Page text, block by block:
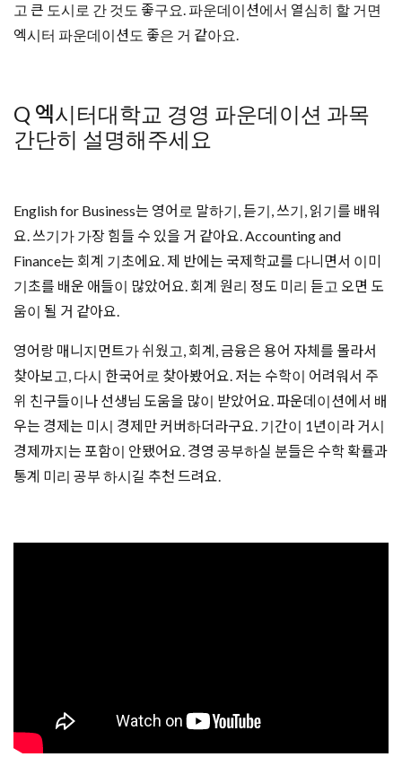
고 큰 도시로 간 것도 좋구요. 파운데이션에서 열심히 할 거면
엑시터 파운데이션도 좋은 거 같아요.
Q 엑시터대학교 경영 파운데이션 과목
간단히 설명해주세요
English for Business는 영어로 말하기, 듣기, 쓰기, 읽기를 배워
요. 쓰기가 가장 힘들 수 있을 거 같아요. Accounting and
Finance는 회계 기초에요. 제 반에는 국제학교를 다니면서 이미
기초를 배운 애들이 많았어요. 회계 원리 정도 미리 듣고 오면 도
움이 될 거 같아요.
영어랑 매니지먼트가 쉬웠고, 회계, 금융은 용어 자체를 몰라서
찾아보고, 다시 한국어로 찾아봤어요. 저는 수학이 어려워서 주
위 친구들이나 선생님 도움을 많이 받았어요. 파운데이션에서 배
우는 경제는 미시 경제만 커버하더라구요. 기간이 1년이라 거시
경제까지는 포함이 안됐어요. 경영 공부하실 분들은 수학 확률과
통계 미리 공부 하시길 추천 드려요.